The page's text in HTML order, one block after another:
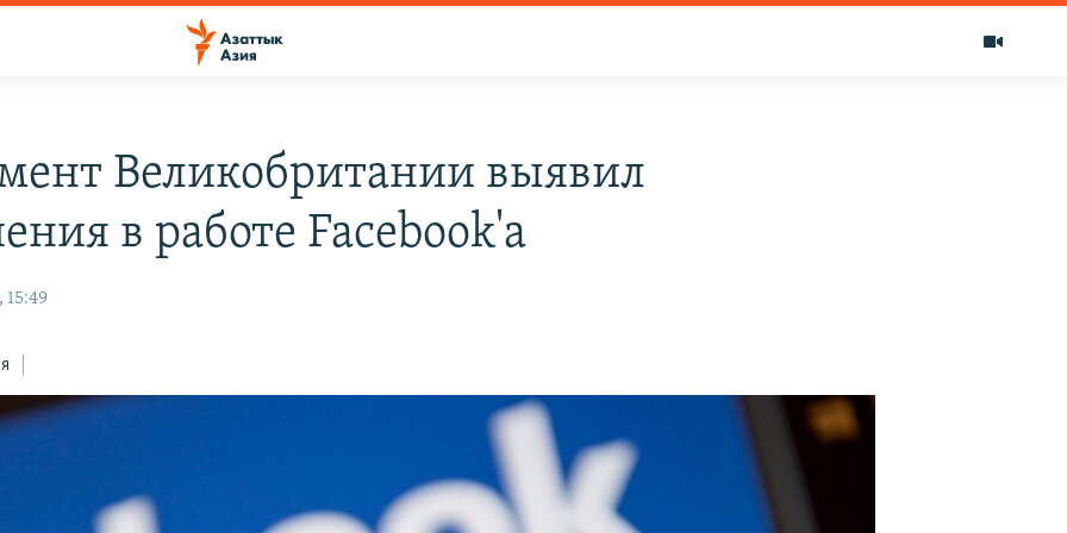
Великобритании выявил
в работе Facebook'а
15:49